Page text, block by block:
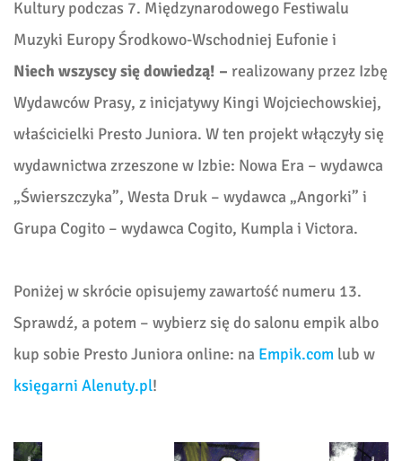
Kultury podczas 7. Międzynarodowego Festiwalu
Muzyki Europy Środkowo-Wschodniej Eufonie i
Niech wszyscy się dowiedzą! – realizowany przez Izbę
Wydawców Prasy, z inicjatywy Kingi Wojciechowskiej,
właścicielki Presto Juniora. W ten projekt włączyły się
wydawnictwa zrzeszone w Izbie: Nowa Era – wydawca
„Świerszczyka”, Westa Druk – wydawca „Angorki” i
Grupa Cogito – wydawca Cogito, Kumpla i Victora.
Poniżej w skrócie opisujemy zawartość numeru 13.
Sprawdź, a potem – wybierz się do salonu empik albo
kup sobie Presto Juniora online: na Empik.com lub w
księgarni Alenuty.pl!